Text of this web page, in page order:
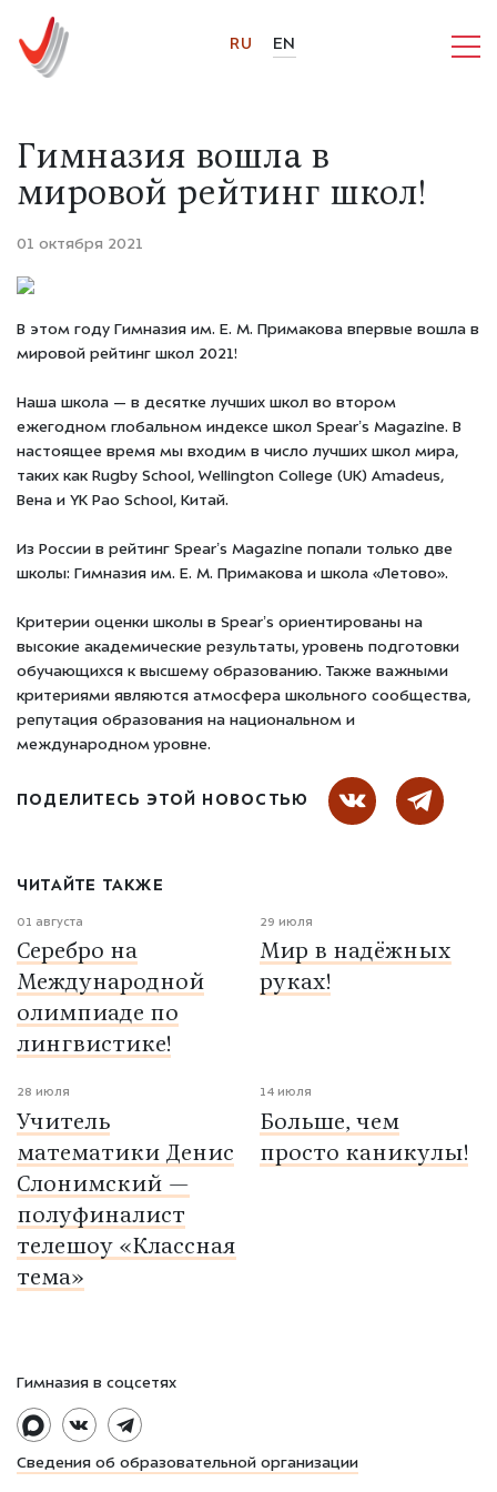
RU EN
Гимназия вошла в
мировой рейтинг школ!
01 октября 2021
В этом году Гимназия им. Е. М. Примакова впервые вошла в
мировой рейтинг школ 2021!
Наша школа — в десятке лучших школ во втором
ежегодном глобальном индексе школ Spear’s Magazine. В
настоящее время мы входим в число лучших школ мира,
таких как Rugby School, Wellington College (UK) Amadeus,
Вена и YK Pao School, Китай.
Из России в рейтинг Spear’s Magazine попали только две
школы: Гимназия им. Е. М. Примакова и школа «Летово».
Критерии оценки школы в Spear’s ориентированы на
высокие академические результаты, уровень подготовки
обучающихся к высшему образованию. Также важными
критериями являются атмосфера школьного сообщества,
репутация образования на национальном и
международном уровне.
ПОДЕЛИТЕСЬ ЭТОЙ НОВОСТЬЮ
ЧИТАЙТЕ ТАКЖЕ
01 августа
Серебро на
Международной
олимпиаде по
лингвистике!
29 июля
Мир в надёжных
руках!
28 июля
Учитель
математики Денис
Слонимский —
полуфиналист
телешоу «Классная
тема»
14 июля
Больше, чем
просто каникулы!
Сведения об образовательной организации
Гимназия в соцсетях